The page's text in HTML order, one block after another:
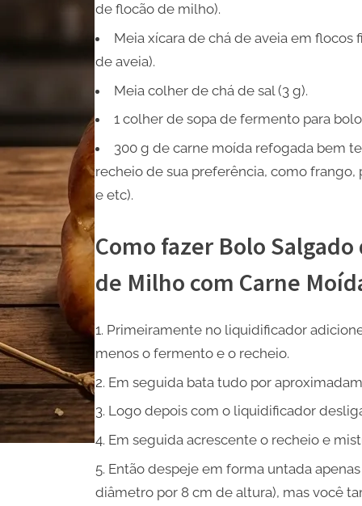
de flocão de milho).
Meia xícara de chá de aveia em flocos
de aveia).
Meia colher de chá de sal (3 g).
1 colher de sopa de fermento para bolo
300 g de carne moída refogada bem
recheio de sua preferência, como
e etc).
Como fazer Bolo
de Milho com Carne
Primeiramente no liquidificador
menos o fermento e o recheio.
Em seguida bata tudo por
Logo depois com o liquidificador
Em seguida acrescente o recheio e
Então despeje em forma untada
diâmetro por 8 cm de altura), mas você